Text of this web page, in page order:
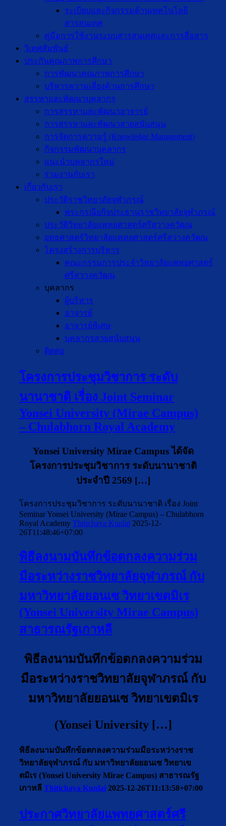
ระเบียบและกิจกรรมด้านเทคโนโลยี
สารสนเทศ
คู่มือการใช้งานระบบสารสนเทศและการสื่อสาร
วิเทศสัมพันธ์
ประกันคุณภาพการศึกษา
การพัฒนาคุณภาพการศึกษา
บริหารความเสี่ยงด้านการศึกษา
สรรหาและพัฒนาบุคลากร
การสรรหาและพัฒนาอาจารย์
การสรรหาและพัฒนาสายสนับสนุน
การจัดการความรู้ (Knowledge Management)
กิจกรรมพัฒนาบุคลากร
แนะนำบุคลากรใหม่
ร่วมงานกับเรา
เกี่ยวกับเรา
ประวัติราชวิทยาลัยจุฬาภรณ์
พระกรณียกิจประธานราชวิทยาลัยจุฬาภรณ์
ประวัติวิทยาลัยแพทยศาสตร์ศรีสวางควัฒน
ยุทธศาสตร์วิทยาลัยแพทยศาสตร์ศรีสวางควัฒน
โครงสร้างการบริหาร
คณะกรรมการประจำวิทยาลัยแพทยศาสตร์
ศรีสวางควัฒน
บุคลากร
ผู้บริหาร
อาจารย์
อาจารย์พิเศษ
บุคลากรสายสนับสนุน
ติดต่อ
โครงการประชุมวิชาการ ระดับ
นานาชาติ เรื่อง Joint Seminar
Yonsei University (Mirae Campus)
– Chulabhorn Royal Academy
Yonsei University Mirae Campus ได้จัด
โครงการประชุมวิชาการ ระดับนานาชาติ
ประจำปี 2569 […]
โครงการประชุมวิชาการ ระดับนานาชาติ เรื่อง Joint
Seminar Yonsei University (Mirae Campus) – Chulabhorn
Royal Academy Thitichaya Kunlai 2025-12-
26T11:48:46+07:00
พิธีลงนามบันทึกข้อตกลงความร่วม
มือระหว่างราชวิทยาลัยจุฬาภรณ์ กับ
มหาวิทยาลัยยอนเซ วิทยาเขตมิเร
(Yonsei University Mirae Campus)
สาธารณรัฐเกาหลี
พิธีลงนามบันทึกข้อตกลงความร่วม
มือระหว่างราชวิทยาลัยจุฬาภรณ์ กับ
มหาวิทยาลัยยอนเซ วิทยาเขตมิเร
(Yonsei University […]
พิธีลงนามบันทึกข้อตกลงความร่วมมือระหว่างราช
วิทยาลัยจุฬาภรณ์ กับ มหาวิทยาลัยยอนเซ วิทยาเข
ตมิเร (Yonsei University Mirae Campus) สาธารณรัฐ
เกาหลี Thitichaya Kunlai 2025-12-26T11:13:58+07:00
ประกาศวิทยาลัยแพทยศาสตร์ศรี